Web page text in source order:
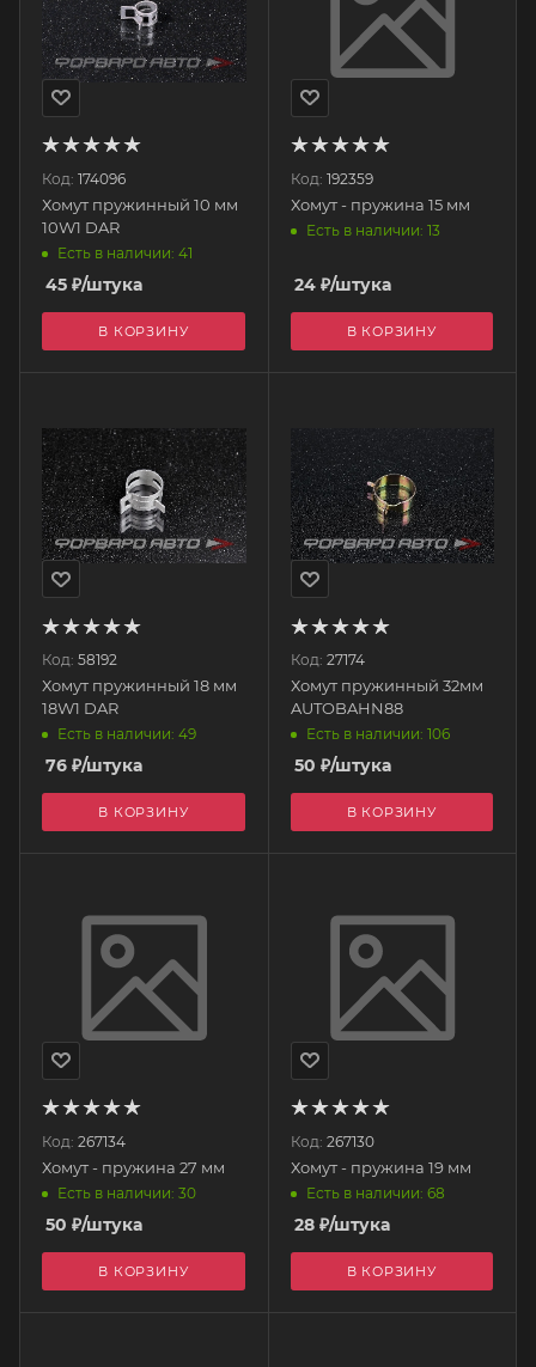
Код: 174096
Хомут пружинный 10 мм
10W1 DAR
Есть в наличии: 41
45 ₽/штука
В КОРЗИНУ
Код: 192359
Хомут - пружина 15 мм
Есть в наличии: 13
24₽/штука
В КОРЗИНУ
Код: 58192
Хомут пружинный 18 мм
18W1 DAR
Есть в наличии: 49
76 ₽/штука
В КОРЗИНУ
Код: 27174
Хомут пружинный 32мм
AUTOBAHN88
Есть в наличии: 106
50 ₽/штука
В КОРЗИНУ
Код: 267134
Хомут - пружина 27 мм
Есть в наличии: 30
50 ₽/штука
В КОРЗИНУ
Код: 267130
Хомут - пружина 19 мм
Есть в наличии: 68
28₽/штука
В КОРЗИНУ